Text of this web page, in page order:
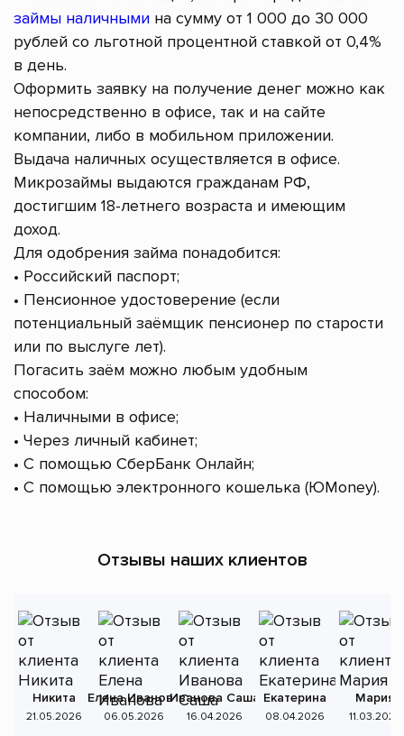
займы наличными на сумму от 1 000 до 30 000
рублей со льготной процентной ставкой от 0,4%
в день.
Оформить заявку на получение денег можно как
непосредственно в офисе, так и на сайте
компании, либо в мобильном приложении.
Выдача наличных осуществляется в офисе.
Микрозаймы выдаются гражданам РФ,
достигшим 18-летнего возраста и имеющим
доход.
Для одобрения займа понадобится:
• Российский паспорт;
• Пенсионное удостоверение (если
потенциальный заёмщик пенсионер по старости
или по выслуге лет).
Погасить заём можно любым удобным
способом:
• Наличными в офисе;
• Через личный кабинет;
• С помощью СберБанк Онлайн;
• С помощью электронного кошелька (ЮMoney).
Отзывы наших клиентов
Никита
21.05.2026
Елена Иванова
06.05.2026
Иванова Саша
16.04.2026
Екатерина
08.04.2026
Мария
11.03.2026